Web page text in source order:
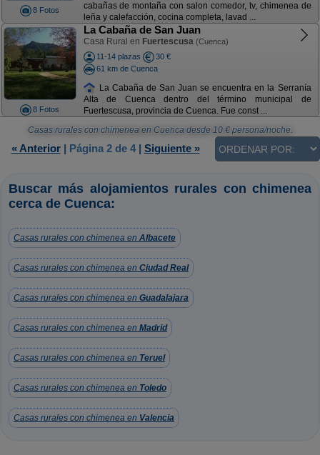
8 Fotos
cabañas de montaña con salon comedor, tv, chimenea de
leña y calefacción, cocina completa, lavad ...
8 Fotos
La Cabaña de San Juan
Casa Rural en Fuertescusa (Cuenca)
11-14 plazas
30 €
61 km de Cuenca
La Cabaña de San Juan se encuentra en la Serranía
Alta de Cuenca dentro del término municipal de
Fuertescusa, provincia de Cuenca. Fue const ...
Casas rurales con chimenea en Cuenca desde 10€ persona/noche.
« Anterior| Página 2 de 4| Siguiente »
Buscar más alojamientos rurales con chimenea
cerca de Cuenca:
Casas rurales con chimenea en Albacete
Casas rurales con chimenea en Ciudad Real
Casas rurales con chimenea en Guadalajara
Casas rurales con chimenea en Madrid
Casas rurales con chimenea en Teruel
Casas rurales con chimenea en Toledo
Casas rurales con chimenea en Valencia